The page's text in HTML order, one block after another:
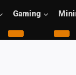
Gaming